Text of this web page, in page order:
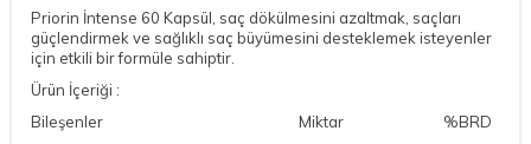
Priorin İntense 60 Kapsül, saç dökülmesini azaltmak, saçları
güçlendirmek ve sağlıklı saç büyümesini desteklemek isteyenler
için etkili bir formüle sahiptir.
Ürün İçeriği :
Bileşenler Miktar %BRD